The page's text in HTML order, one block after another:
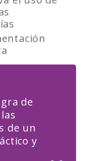
de
de un
y